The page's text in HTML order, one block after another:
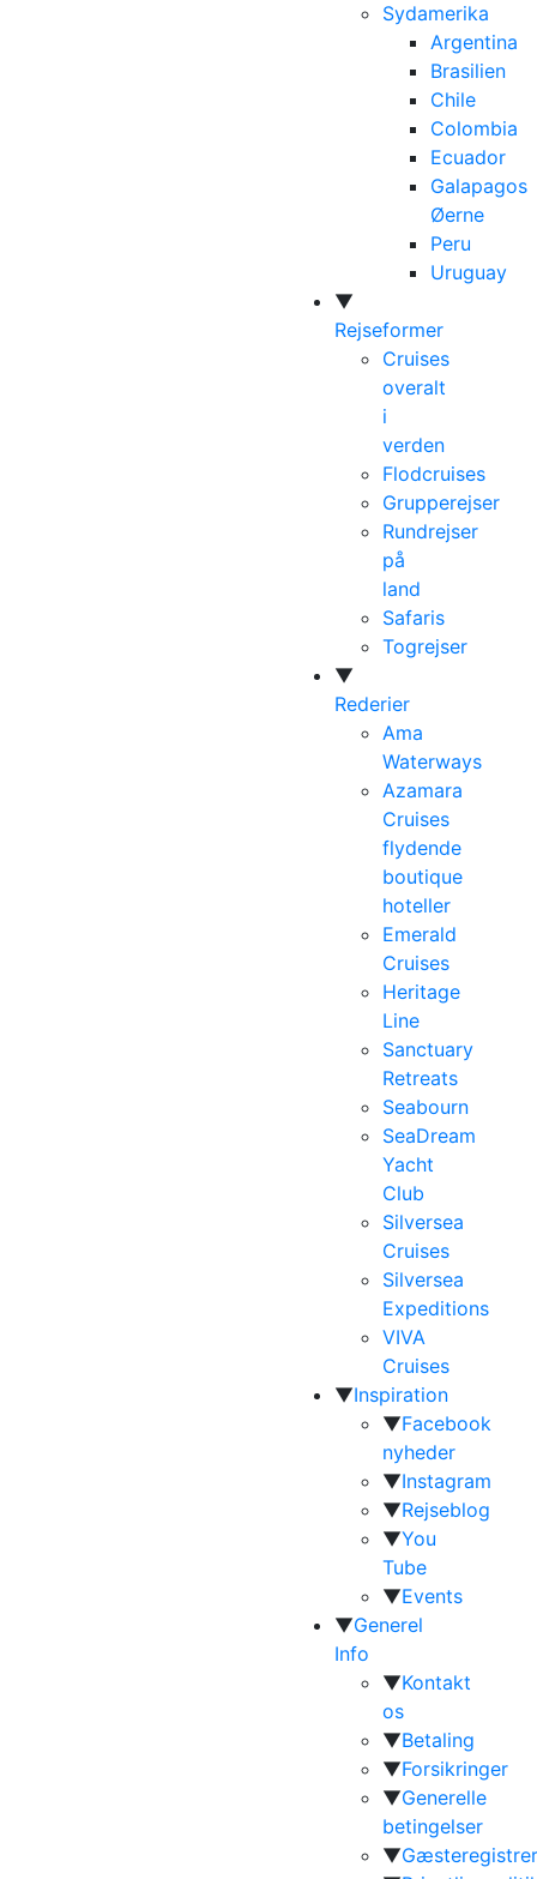
Sydamerika
Argentina
Brasilien
Chile
Colombia
Ecuador
Galapagos
Øerne
Peru
Uruguay
▼
Rejseformer
Cruises
overalt
i
verden
Flodcruises
Grupperejser
Rundrejser
på
land
Safaris
Togrejser
▼
Rederier
Ama
Waterways
Azamara
Cruises
flydende
boutique
hoteller
Emerald
Cruises
Heritage
Line
Sanctuary
Retreats
Seabourn
SeaDream
Yacht
Club
Silversea
Cruises
Silversea
Expeditions
VIVA
Cruises
▼Inspiration
▼Facebook
nyheder
▼Instagram
▼Rejseblog
▼You
Tube
▼Events
▼Generel
Info
▼Kontakt
os
▼Betaling
▼Forsikringer
▼Generelle
betingelser
▼